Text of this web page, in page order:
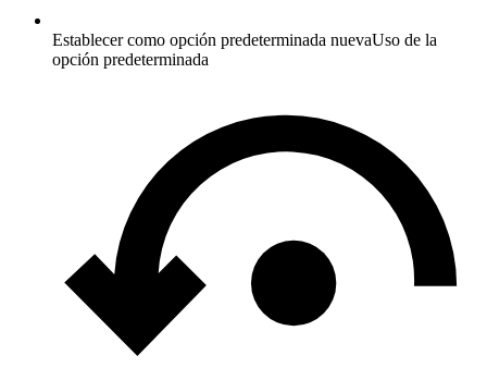
Establecer como opción predeterminada nuevaUso de la
opción predeterminada